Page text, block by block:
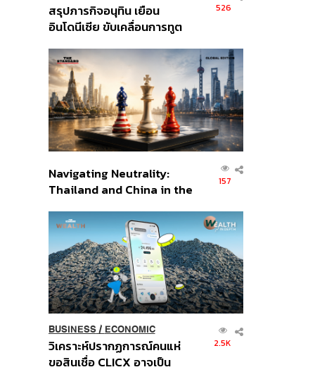
สรุปภารกิจอนุทิน เยือน
อินโดนีเซีย ขับเคลื่อนการทูต
ส่วนยุทธศาสตร์ไทย –
อินโดนีเซีย
526
Navigating Neutrality:
Thailand and China in the
Order
157
BUSINESS/ ECONOMIC
วิเคราะห์ปรากฏการณ์คนแห่
ขอสินเชื่อ CLICX อาจเป็น
2.5K